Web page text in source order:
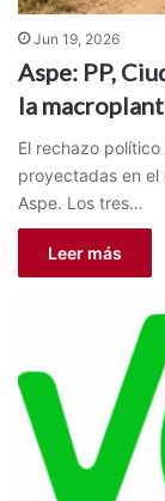
Jun 19, 2026
Aspe: PP,
la
El rechazo
proyectadas en el
Aspe. Los tres…
Leer más